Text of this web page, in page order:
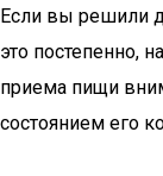
Если вы решили
это постепенно,
приема пищи
состоянием его